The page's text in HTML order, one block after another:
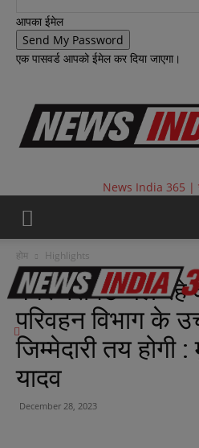
आपका ईमेल
एक पासवर्ड आपको ईमेल कर दिया जाएगा।
News India 365 |
होम Highlights
बगैर परमिट चल रहे
परिवहन विभाग के
जिम्मेदारी तय होगी
यादव
December 28, 2023